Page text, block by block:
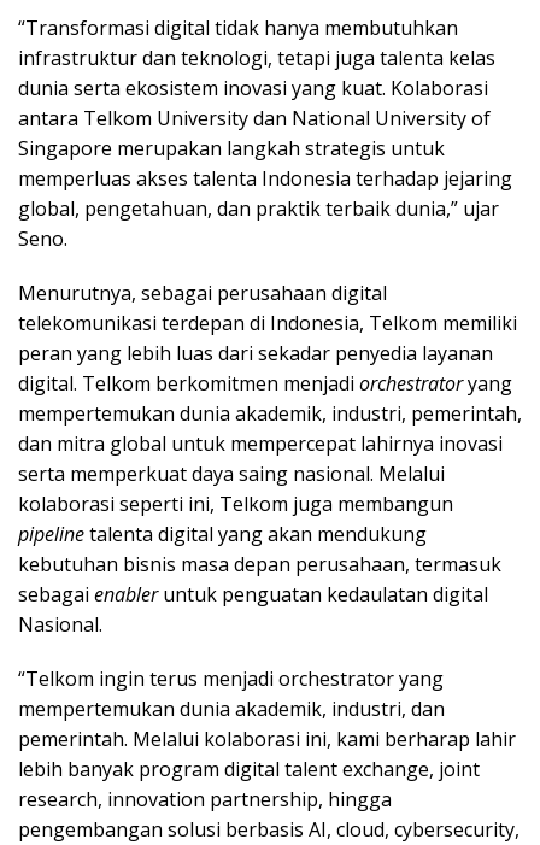
“Transformasi digital tidak hanya membutuhkan
infrastruktur dan teknologi, tetapi juga talenta kelas
dunia serta ekosistem inovasi yang kuat. Kolaborasi
antara Telkom University dan National University of
Singapore merupakan langkah strategis untuk
memperluas akses talenta Indonesia terhadap jejaring
global, pengetahuan, dan praktik terbaik dunia,” ujar
Seno.
Menurutnya, sebagai perusahaan digital
telekomunikasi terdepan di Indonesia, Telkom memiliki
peran yang lebih luas dari sekadar penyedia layanan
digital. Telkom berkomitmen menjadi orchestratoryang
mempertemukan dunia akademik, industri, pemerintah,
dan mitra global untuk mempercepat lahirnya inovasi
serta memperkuat daya saing nasional. Melalui
kolaborasi seperti ini, Telkom juga membangun
pipelinetalenta digital yang akan mendukung
kebutuhan bisnis masa depan perusahaan, termasuk
sebagai enableruntuk penguatan kedaulatan digital
Nasional.
“Telkom ingin terus menjadi orchestrator yang
mempertemukan dunia akademik, industri, dan
pemerintah. Melalui kolaborasi ini, kami berharap lahir
lebih banyak program digital talent exchange, joint
research, innovation partnership, hingga
pengembangan solusi berbasis AI, cloud, cybersecurity,